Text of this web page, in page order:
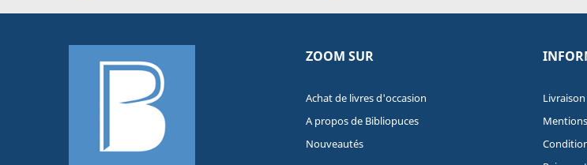
ZOOM SUR
Achat de livres d'occasion
A propos de Bibliopuces
Nouveautés
Livraison